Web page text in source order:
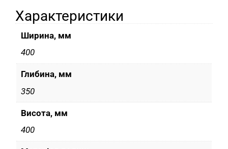
Характеристики
Ширина, мм
400
Глибина, мм
350
Висота, мм
400